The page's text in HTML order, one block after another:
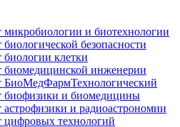
микробиологии и биотехнологии
биологической безопасности
биологии клетки
биомедицинской инженерии
БиоМедФармТехнологический
биофизики и биомедицины
астрофизики и радиоастрономии
цифровых технологий